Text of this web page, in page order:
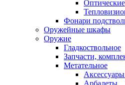
Оптические
Фонари
Оружейные шкафы
Оружие
Гладкоствольное
Запчасти,
Метательное
Арбалеты